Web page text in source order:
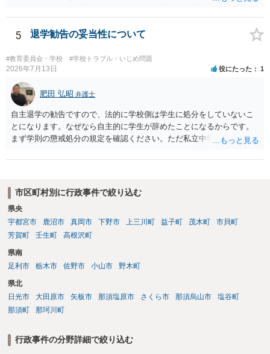
5 退学勧告の妥当性について
#教育委員会・学校 #学校トラブル・いじめ問題
2026年7月13日 役にたった 1
肥田 弘昭 弁護士
自主退学の勧告ですので、法的に学校側は学生に処分をしていないこ
とになります。なぜなら自主的に学生が辞めたことになるからです。
まず学則の懲戒処分の規定を確認ください。ただ私立中学ですので裁
なるかと思います。その中で、懲戒処分として退学処分を上記事情か
弁護士会にありますので相談するのも良いかと思います。
市区町村別に行政事件で絞り込む
県央
宇都宮市
鹿沼市 真岡市 下野市 上三川町 益子町 茂木町
市貝町
芳賀町
壬生町 高根沢町
県南
足利市
栃木市 佐野市 小山市 野木町
県北
日光市
大田原市 矢板市 那須塩原市 さくら市 那須烏山市
塩谷町
那須町
那珂川町
行政事件の分野詳細で絞り込む